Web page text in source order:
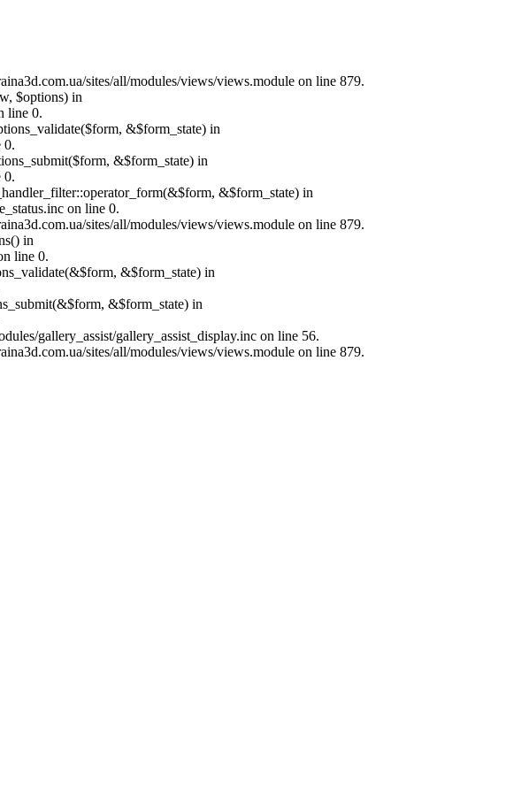
sites/all/modules/views/views.module on line 879.
$options) in
line 0.
&$form_state) in
0.
&$form_state) in
0.
&$form_state) in
on line 0.
sites/all/modules/views/views.module on line 879.
in
line 0.
&$form_state) in
&$form_state) in
gallery_assist/gallery_assist_display.inc on line 56.
sites/all/modules/views/views.module on line 879.